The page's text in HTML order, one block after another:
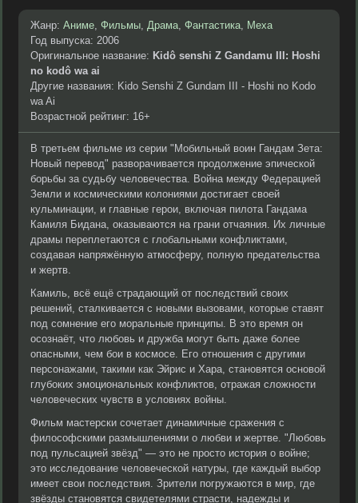
Жанр: Аниме, Фильмы, Драма, Фантастика, Меха
Год выпуска: 2006
Оригинальное название: Kidô senshi Z Gandamu III: Hoshi
no kodô wa ai
Другие названия: Kido Senshi Z Gundam III - Hoshi no Kodo
wa Ai
Возрастной рейтинг: 16+
В третьем фильме из серии "Мобильный воин Гандам Зета:
Новый перевод" разворачивается продолжение эпической
борьбы за судьбу человечества. Война между Федерацией
Земли и космическими колониями достигает своей
кульминации, и главные герои, включая пилота Гандама
Камиля Бидана, оказываются на грани отчаяния. Их личные
драмы переплетаются с глобальными конфликтами,
создавая напряжённую атмосферу, полную предательства
и жертв.
Камиль, всё ещё страдающий от последствий своих
решений, сталкивается с новыми вызовами, которые ставят
под сомнение его моральные принципы. В это время он
осознаёт, что любовь и дружба могут быть даже более
опасными, чем бои в космосе. Его отношения с другими
персонажами, такими как Эйрис и Хара, становятся основой
глубоких эмоциональных конфликтов, отражая сложности
человеческих чувств в условиях войны.
Фильм мастерски сочетает динамичные сражения с
философскими размышлениями о любви и жертве. "Любовь
под пульсацией звёзд" — это не просто история о войне;
это исследование человеческой натуры, где каждый выбор
имеет свои последствия. Зрители погружаются в мир, где
звёзды становятся свидетелями страсти, надежды и